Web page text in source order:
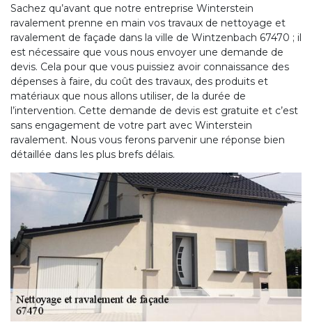
Sachez qu’avant que notre entreprise Winterstein
ravalement prenne en main vos travaux de nettoyage et
ravalement de façade dans la ville de Wintzenbach 67470 ; il
est nécessaire que vous nous envoyer une demande de
devis. Cela pour que vous puissiez avoir connaissance des
dépenses à faire, du coût des travaux, des produits et
matériaux que nous allons utiliser, de la durée de
l’intervention. Cette demande de devis est gratuite et c’est
sans engagement de votre part avec Winterstein
ravalement. Nous vous ferons parvenir une réponse bien
détaillée dans les plus brefs délais.